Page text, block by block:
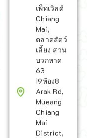
เพ็ทเวิลด์
Chiang
Mai,
ตลาดสัตว์
เลี้ยง สวน
บวกหาด
63
19ห้อง8
Arak Rd,
Mueang
Chiang
Mai
District,